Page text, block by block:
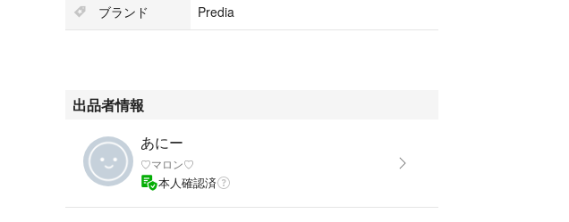
ブランド
Predia
出品者情報
あにー
♡マロン♡
本人確認済